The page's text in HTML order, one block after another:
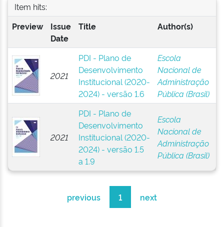
Item hits:
Preview
Issue
Date
Title Author(s)
2021
PDI - Plano de
Desenvolvimento
Institucional (2020-
2024) - versão 1.6
Escola
Nacional de
Administração
Pública (Brasil)
2021
PDI - Plano de
Desenvolvimento
Institucional (2020-
2024) - versão 1.5
a 1.9
Escola
Nacional de
Administração
Pública (Brasil)
previous 1 next